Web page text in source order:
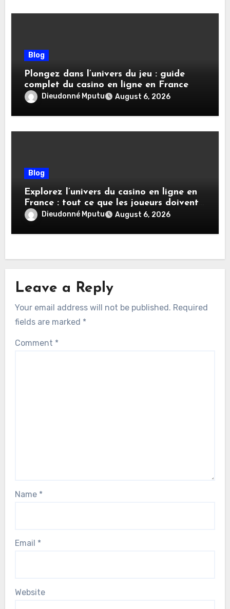
Blog
Plongez dans l’univers du jeu : guide
complet du casino en ligne en France
Dieudonné Mputu August 6, 2026
Blog
Explorez l’univers du casino en ligne en
France : tout ce que les joueurs doivent
savoirDieudonné Mputu August 6, 2026
Leave a Reply
Your email address will not be published. Required
fields are marked *
Comment *
Name *
Email *
Website